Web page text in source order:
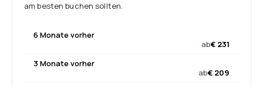
am besten buchen sollten.
6 Monate vorher
ab€ 231
3 Monate vorher
ab€ 209